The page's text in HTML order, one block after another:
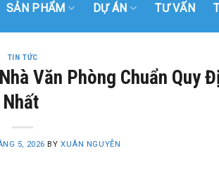
SẢN PHẨM DỰ ÁN TƯ VẤN
TIN TỨC
Văn Phòng Chuẩn Quy
Nhất
5, 2026 BYXUÂN NGUYỄN